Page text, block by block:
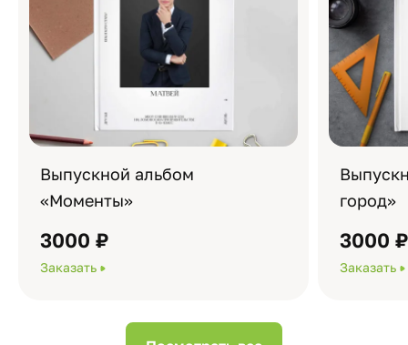
Выпускной альбом
«Моменты»
3000 ₽
Заказать
город»
3000
Заказать